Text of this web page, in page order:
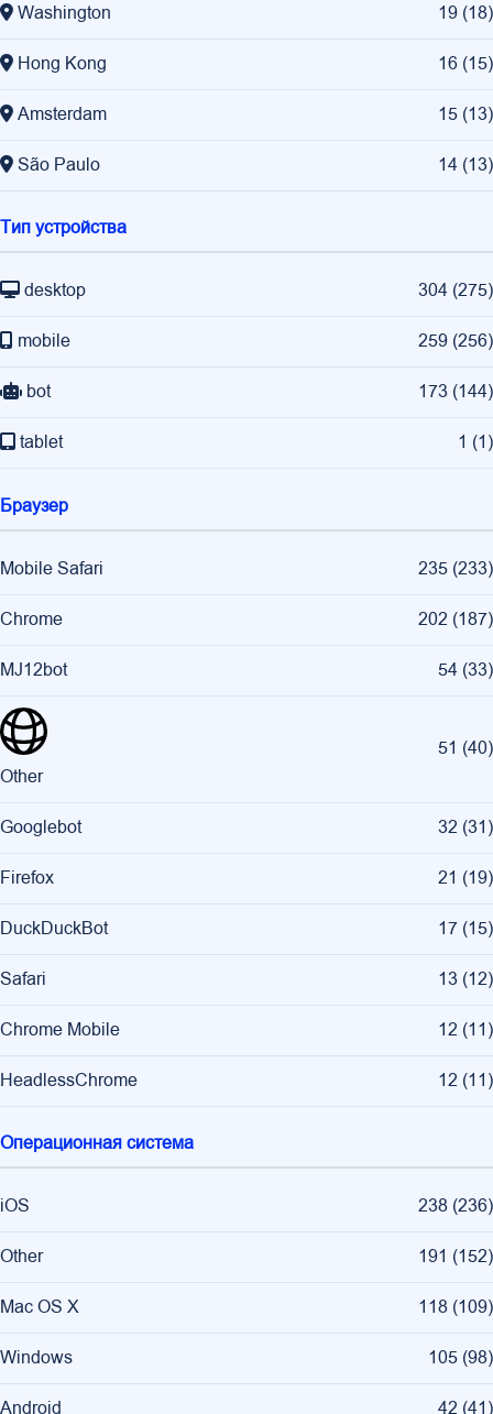
Washington 19 (18)
Hong Kong 16 (15)
Amsterdam 15 (13)
São Paulo 14 (13)
Тип устройства
desktop 304 (275)
mobile 259 (256)
bot 173 (144)
tablet 1 (1)
Браузер
Mobile Safari 235 (233)
Chrome 202 (187)
MJ12bot 54 (33)
Other
51 (40)
Googlebot 32 (31)
Firefox 21 (19)
DuckDuckBot 17 (15)
Safari 13 (12)
Chrome Mobile 12 (11)
HeadlessChrome 12 (11)
Операционная система
iOS 238 (236)
Other 191 (152)
Mac OS X 118 (109)
Windows 105 (98)
Android 42 (41)